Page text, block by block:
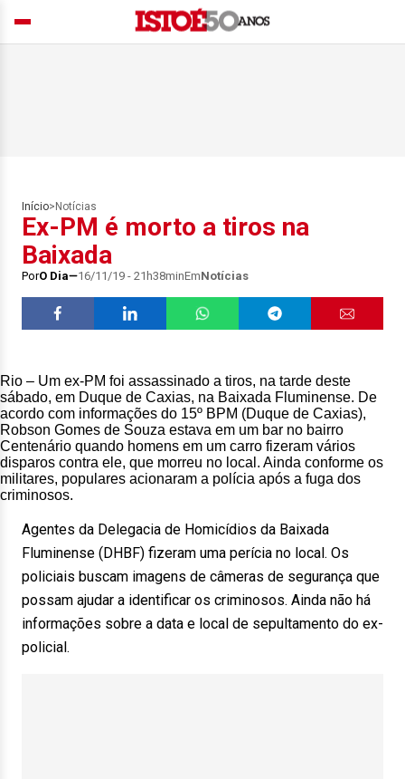
Início> Notícias
Ex-PM é morto a tiros na
Baixada
PorO Dia 16/11/19 - 21h38minEmNotícias
Rio – Um ex-PM foi assassinado a tiros, na tarde deste
sábado, em Duque de Caxias, na Baixada Fluminense. De
acordo com informações do 15º BPM (Duque de Caxias),
Robson Gomes de Souza estava em um bar no bairro
Centenário quando homens em um carro fizeram vários
disparos contra ele, que morreu no local. Ainda conforme os
militares, populares acionaram a polícia após a fuga dos
criminosos.
Agentes da Delegacia de Homicídios da Baixada
Fluminense (DHBF) fizeram uma perícia no local. Os
policiais buscam imagens de câmeras de segurança que
possam ajudar a identificar os criminosos. Ainda não há
informações sobre a data e local de sepultamento do ex-
policial.